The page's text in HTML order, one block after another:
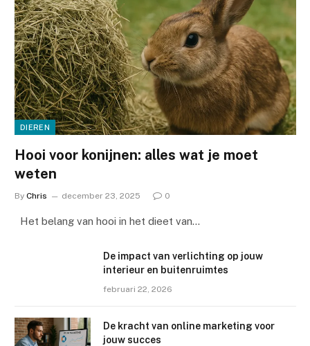
DIEREN
Hooi voor konijnen: alles wat je moet
weten
By Chris december 23, 2025 0
Het belang van hooi in het dieet van…
De impact van verlichting op jouw
interieur en buitenruimtes
februari 22, 2026
De kracht van online marketing voor
jouw succes